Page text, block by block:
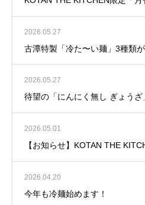
2026.05.27
古潭特製「冷た〜い麺」3種類が
2026.05.27
待望の「にんにく無し ぎょうざ
2026.05.01
【お知らせ】KOTAN THE
2026.04.20
今年も冷麺始めます！